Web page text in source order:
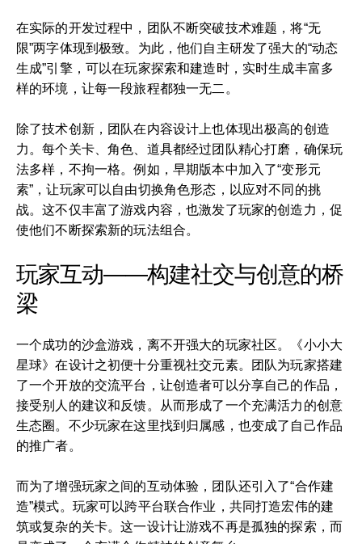
在实际的开发过程中，团队不断突破技术难题，将“无
限”两字体现到极致。为此，他们自主研发了强大的“动态
生成”引擎，可以在玩家探索和建造时，实时生成丰富多
样的环境，让每一段旅程都独一无二。
除了技术创新，团队在内容设计上也体现出极高的创造
力。每个关卡、角色、道具都经过团队精心打磨，确保玩
法多样，不拘一格。例如，早期版本中加入了“变形元
素”，让玩家可以自由切换角色形态，以应对不同的挑
战。这不仅丰富了游戏内容，也激发了玩家的创造力，促
使他们不断探索新的玩法组合。
玩家互动——构建社交与创意的桥
梁
一个成功的沙盒游戏，离不开强大的玩家社区。《小小大
星球》在设计之初便十分重视社交元素。团队为玩家搭建
了一个开放的交流平台，让创造者可以分享自己的作品，
接受别人的建议和反馈。从而形成了一个充满活力的创意
生态圈。不少玩家在这里找到归属感，也变成了自己作品
的推广者。
而为了增强玩家之间的互动体验，团队还引入了“合作建
造”模式。玩家可以跨平台联合作业，共同打造宏伟的建
筑或复杂的关卡。这一设计让游戏不再是孤独的探索，而